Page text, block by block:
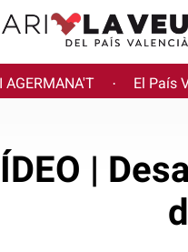
AGERMANA'T · El País
|